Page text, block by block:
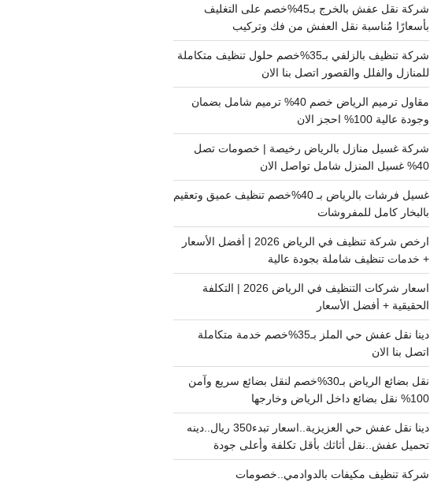
شركة نقل عفش بالخرج بـ45%خصم على التغليف
بأسعارًا مُناسبة نقل العفش من فك وتركيب
شركة تنظيف بالزلفي بـ35%خصم حلول تنظيف متكاملة
للمنازل والفلل والقصور اتصل بنا الان
مقاول ترميم الرياض خصم 40% ترميم شامل بضمان
وجودة عالية 100% احجز الان
شركة غسيل منازل بالرياض رخيصة | خصومات تصل
40% غسيل المنزل شامل تواصل الان
غسيل فرشات بالرياض بـ 40%خصم تنظيف عميق وتعقيم
بالبخار كامل للمفروشات
ارخص شركة تنظيف في الرياض 2026 | أفضل الأسعار
+ خدمات تنظيف شاملة بجودة عالية
اسعار شركات التنظيف في الرياض 2026 | التكلفة
الحقيقية + أفضل الأسعار
دينا نقل عفش حي الملز بـ35%خصم خدمة متكاملة
اتصل بنا الان
نقل بضائع الرياض بـ30%خصم لنقل بضائع سريع وآمن
100% نقل بضائع داخل الرياض وخارجها
دينا نقل عفش حي العزيزية..اسعار تبدء350 ريال..دينه
تحميل عفش..نقل أثاثك بأقل تكلفة وأعلى جودة
شركة تنظيف مكيفات بالدوادمي..خصومات